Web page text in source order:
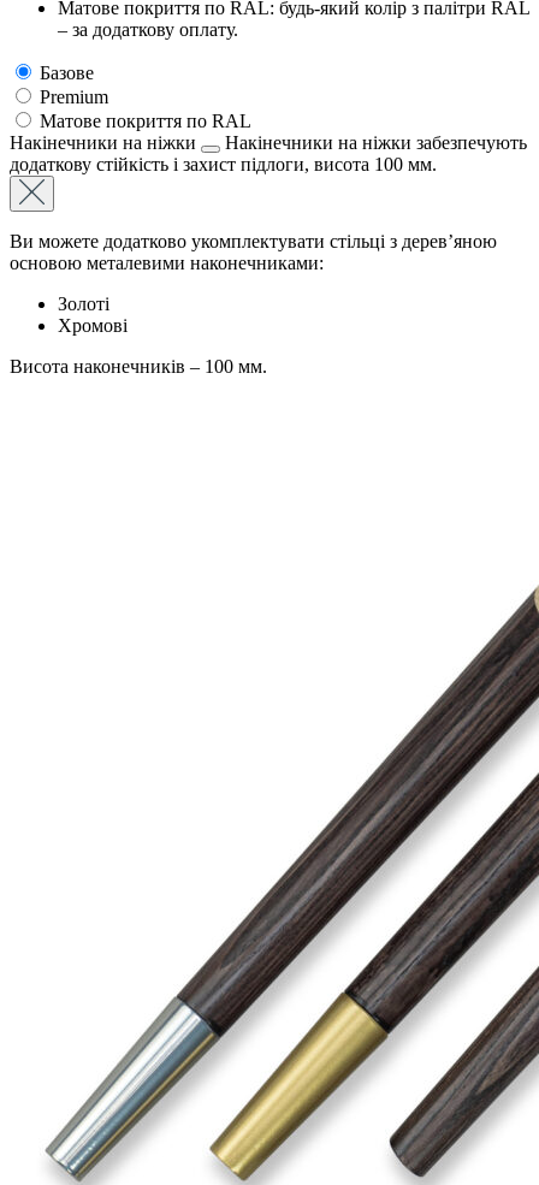
Матове покриття по RAL: будь-який колір з палітри RAL
– за додаткову оплату.
Базове
Premium
Матове покриття по RAL
Накінечники на ніжки
Накінечники на ніжки забезпечують
додаткову стійкість і захист підлоги, висота 100 мм.
Ви можете додатково укомплектувати стільці з дерев’яною
основою металевими наконечниками:
Золоті
Хромові
Висота наконечників – 100 мм.